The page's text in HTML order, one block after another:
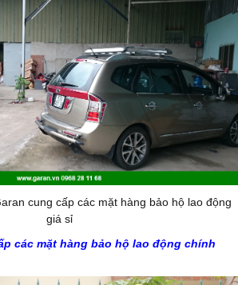
cung cấp các mặt hàng bảo hộ lao động
giá sỉ
các mặt hàng bảo hộ lao động chính